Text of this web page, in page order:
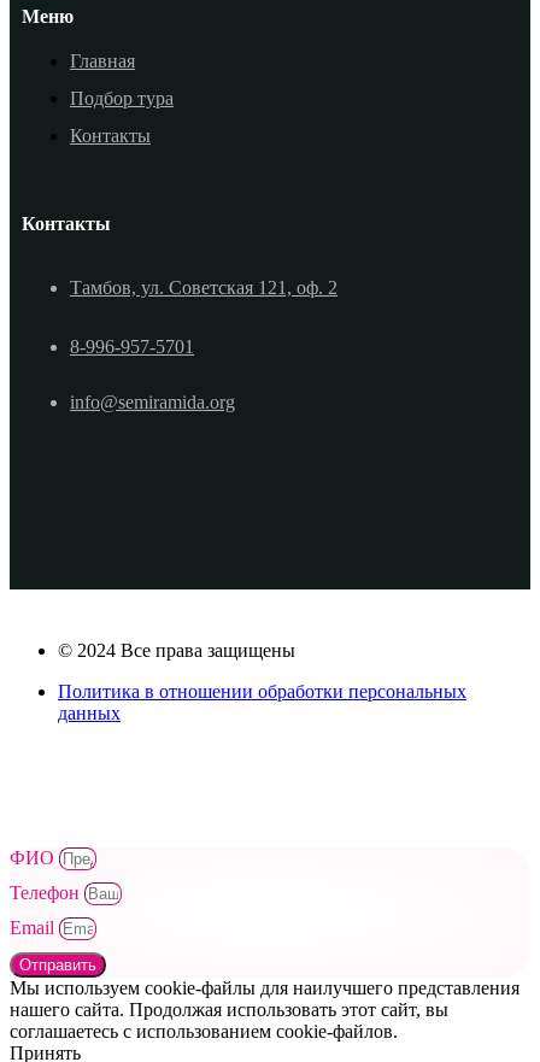
Меню
Главная
Подбор тура
Контакты
Контакты
Тамбов, ул. Советская 121, оф. 2
8-996-957-5701
info@semiramida.org
© 2024 Все права защищены
Политика в отношении обработки персональных
данных
ФИО
Телефон
Email
Отправить
Мы используем cookie-файлы для наилучшего представления
нашего сайта. Продолжая использовать этот сайт, вы
соглашаетесь с использованием cookie-файлов.
Принять